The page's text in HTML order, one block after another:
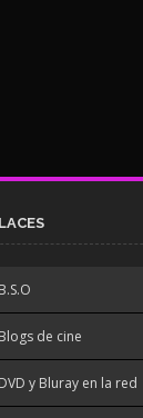
B.S.O
Blogs de cine
DVD y Bluray en la red